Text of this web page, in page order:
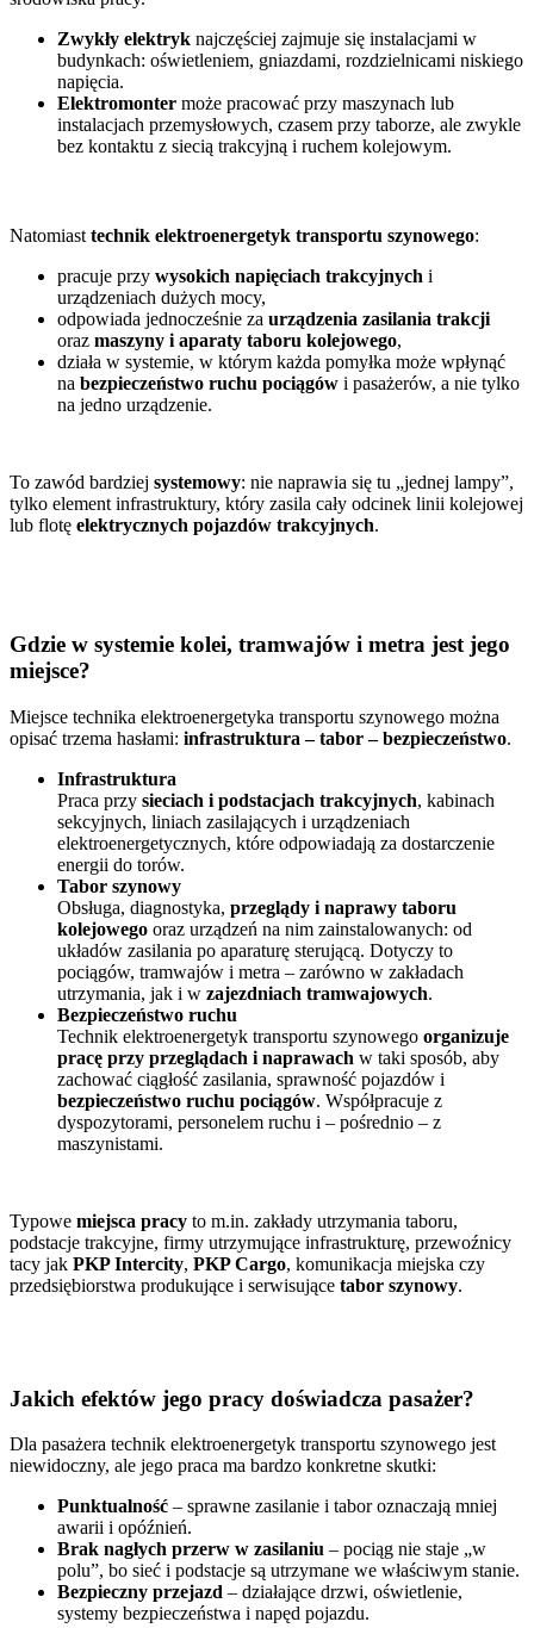
Zwykły elektryk najczęściej zajmuje się instalacjami w
budynkach: oświetleniem, gniazdami, rozdzielnicami niskiego
napięcia.
Elektromonter może pracować przy maszynach lub
instalacjach przemysłowych, czasem przy taborze, ale zwykle
bez kontaktu z siecią trakcyjną i ruchem kolejowym.
Natomiast technik elektroenergetyk transportu szynowego:
pracuje przy wysokich napięciach trakcyjnych i
urządzeniach dużych mocy,
odpowiada jednocześnie za urządzenia zasilania trakcji
oraz maszyny i aparaty taboru kolejowego,
działa w systemie, w którym każda pomyłka może wpłynąć
na bezpieczeństwo ruchu pociągów i pasażerów, a nie tylko
na jedno urządzenie.
To zawód bardziej systemowy: nie naprawia się tu „jednej lampy”,
tylko element infrastruktury, który zasila cały odcinek linii kolejowej
lub flotę elektrycznych pojazdów trakcyjnych.
Gdzie w systemie kolei, tramwajów i metra jest jego
miejsce?
Miejsce technika elektroenergetyka transportu szynowego można
opisać trzema hasłami: infrastruktura – tabor – bezpieczeństwo.
Infrastruktura
Praca przy sieciach i podstacjach trakcyjnych, kabinach
sekcyjnych, liniach zasilających i urządzeniach
elektroenergetycznych, które odpowiadają za dostarczenie
energii do torów.
Tabor szynowy
Obsługa, diagnostyka, przeglądy i naprawy taboru
kolejowego oraz urządzeń na nim zainstalowanych: od
układów zasilania po aparaturę sterującą. Dotyczy to
pociągów, tramwajów i metra – zarówno w zakładach
utrzymania, jak i w zajezdniach tramwajowych.
Bezpieczeństwo ruchu
Technik elektroenergetyk transportu szynowego organizuje
pracę przy przeglądach i naprawach w taki sposób, aby
zachować ciągłość zasilania, sprawność pojazdów i
bezpieczeństwo ruchu pociągów. Współpracuje z
dyspozytorami, personelem ruchu i – pośrednio – z
maszynistami.
Typowe miejsca pracy to m.in. zakłady utrzymania taboru,
podstacje trakcyjne, firmy utrzymujące infrastrukturę, przewoźnicy
tacy jak PKP Intercity, PKP Cargo, komunikacja miejska czy
przedsiębiorstwa produkujące i serwisujące tabor szynowy.
Jakich efektów jego pracy doświadcza pasażer?
Dla pasażera technik elektroenergetyk transportu szynowego jest
niewidoczny, ale jego praca ma bardzo konkretne skutki:
Punktualność – sprawne zasilanie i tabor oznaczają mniej
awarii i opóźnień.
Brak nagłych przerw w zasilaniu – pociąg nie staje „w
polu”, bo sieć i podstacje są utrzymane we właściwym stanie.
Bezpieczny przejazd – działające drzwi, oświetlenie,
systemy bezpieczeństwa i napęd pojazdu.